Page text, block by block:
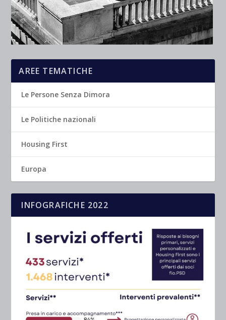
AREE TEMATICHE
Le Persone Senza Dimora
Le Politiche nazionali
Housing First
Europa
INFOGRAFICHE 2022